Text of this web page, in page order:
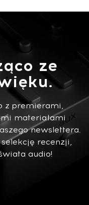
ze
z premierami,
materiałami
newslettera.
recenzji,
audio!